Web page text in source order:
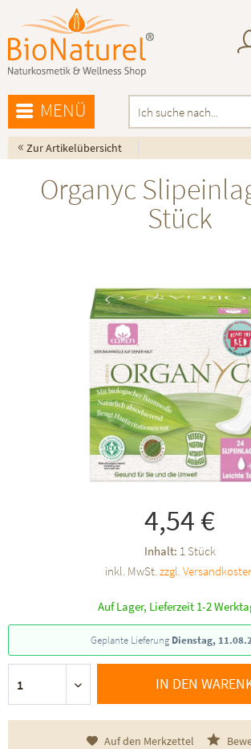
MENÜ
« Zur Artikelübersicht
Organyc
Stück
4,54 €
Inhalt: 1 Stück
inkl. MwSt.zzgl.
Auf Lager, Lieferzeit 1-2
Geplante Lieferung Dienstag,
IN DEN
Auf den Merkzettel